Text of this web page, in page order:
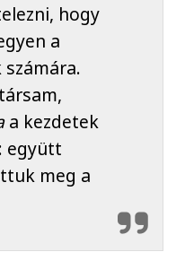
hogy
a
a kezdetek
együtt
meg a